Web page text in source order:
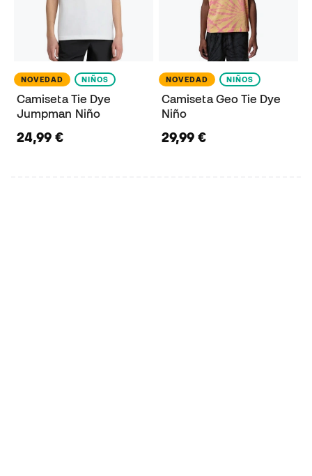
NOVEDAD NIÑOS
Camiseta Tie Dye
Jumpman Niño
24,99 €
NOVEDAD NIÑOS
Camiseta Geo Tie Dye
Niño
29,99 €